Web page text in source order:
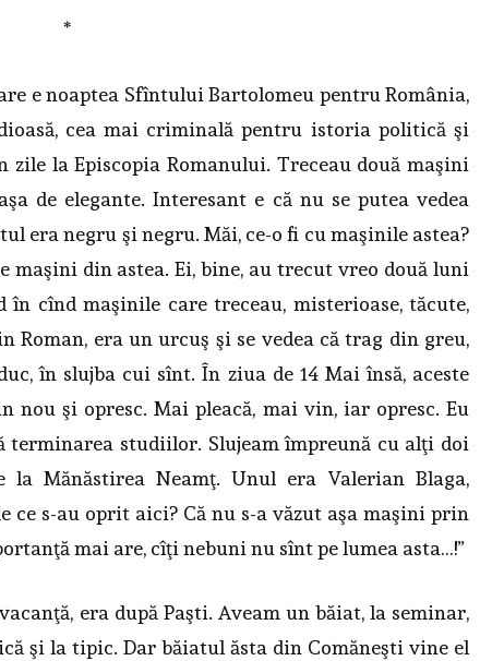
*
e noaptea Sfîntului Bartolomeu pentru România,
cea mai criminală pentru istoria politică şi
zile la Episcopia Romanului. Treceau două maşini
de elegante. Interesant e că nu se putea vedea
era negru şi negru. Măi, ce-o fi cu maşinile astea?
maşini din astea. Ei, bine, au trecut vreo două luni
cînd maşinile care treceau, misterioase, tăcute,
Roman, era un urcuş şi se vedea că trag din greu,
în slujba cui sînt. În ziua de 14 Mai însă, aceste
nou şi opresc. Mai pleacă, mai vin, iar opresc. Eu
terminarea studiilor. Slujeam împreună cu alţi doi
Mănăstirea Neamţ. Unul era Valerian Blaga,
ce s-au oprit aici? Că nu s-a văzut aşa maşini prin
mai are, cîţi nebuni nu sînt pe lumea asta…!”
era după Paşti. Aveam un băiat, la seminar,
şi la tipic. Dar băiatul ăsta din Comăneşti vine el